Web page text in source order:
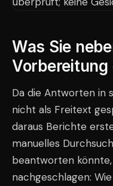
Was Sie
Vorbereitung
Da die Antworten in
nicht als Freitext
daraus Berichte
manuelles
beantworten
nachgeschlagen: